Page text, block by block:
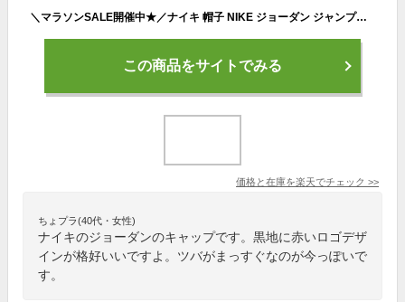
＼マラソンSALE開催中★／ナイキ 帽子 NIKE ジョーダン ジャンプマン スナップバック キッズ ジュニア 子供 ブラック 黒 レッド 赤 9A1795 キャップ ジャンプマン スポーツ スポーティ アウトドア レジャー ワンポイント 刺繍 刺しゅう カジュアル ロゴ ブランド
この商品をサイトでみる
価格と在庫を楽天でチェック >>
ちょプラ(40代・女性)
ナイキのジョーダンのキャップです。黒地に赤いロゴデザ
インが格好いいですよ。ツバがまっすぐなのが今っぽいで
す。